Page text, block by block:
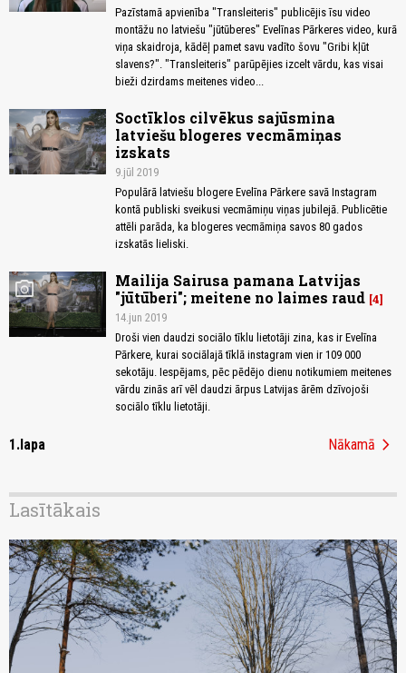
Pazīstamā apvienība "Transleiteris" publicējis īsu video
montāžu no latviešu "jūtūberes" Evelīnas Pārkeres video, kurā
viņa skaidroja, kādēļ pamet savu vadīto šovu "Gribi kļūt
slavens?". "Transleiteris" parūpējies izcelt vārdu, kas visai
bieži dzirdams meitenes video...
Soctīklos cilvēkus sajūsmina
latviešu blogeres vecmāmiņas
izskats
9.jūl 2019
Populārā latviešu blogere Evelīna Pārkere savā Instagram
kontā publiski sveikusi vecmāmiņu viņas jubilejā. Publicētie
attēli parāda, ka blogeres vecmāmiņa savos 80 gados
izskatās lieliski.
photo_camera
Mailija Sairusa pamana Latvijas
"jūtūberi"; meitene no laimes raud 4
14.jun 2019
Droši vien daudzi sociālo tīklu lietotāji zina, kas ir Evelīna
Pārkere, kurai sociālajā tīklā instagram vien ir 109 000
sekotāju. Iespējams, pēc pēdējo dienu notikumiem meitenes
vārdu zinās arī vēl daudzi ārpus Latvijas ārēm dzīvojoši
sociālo tīklu lietotāji.
1.lapa Nākamā chevron_right
Lasītākais